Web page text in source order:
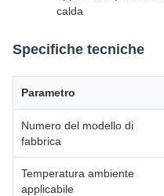
calda
Specifiche tecniche
Parametro
Numero del modello di
fabbrica
Temperatura ambiente
applicabile